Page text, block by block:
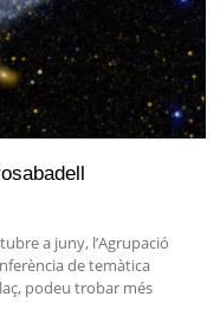
a juny, l’Agrupació
de temàtica
podeu trobar més